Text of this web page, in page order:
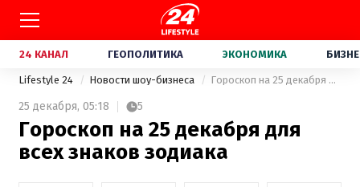
24 КАНАЛ ГЕОПОЛИТИКА ЭКОНОМИКА
Lifestyle 24 Новости шоу-бизнеса Гороскоп на 25 декабря для всех знаков зодиака
25 декабря, 05:18 5
Гороскоп на 25 декабря для
всех знаков зодиака